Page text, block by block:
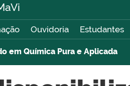
Ouvidoria Estudantes
em Química Pura e Aplicada